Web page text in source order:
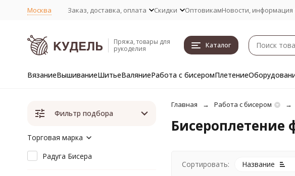
Москва Заказ, доставка, оплата Скидки ОптовикамНовости, информация
Пряжа, товары для
рукоделия
Каталог
ВязаниеВышиваниеШитьеВаляниеРабота с бисеромПлетение
Главная Работа с бисером
Бисероплетение
Сортировать: Название
Фильтр подбора
Торговая марка
Радуга Бисера